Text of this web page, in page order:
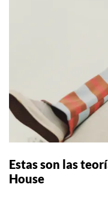
Estas son las
House